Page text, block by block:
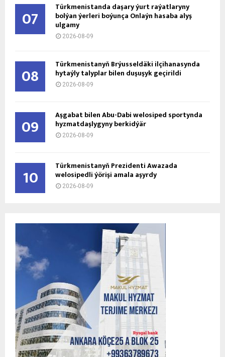
07 Türkmenistanda daşary ýurt raýatlaryny
bolýan ýerleri boýunça Onlaýn hasaba alyş
ulgamy
2026-08-09
08 Türkmenistanyň Brýusseldäki ilçihanasynda
hytaýly talyplar bilen duşuşyk geçirildi
2026-08-09
09 Aşgabat bilen Abu-Dabi welosiped sportynda
hyzmatdaşlygyny berkidýär
2026-08-09
10 Türkmenistanyň Prezidenti Awazada
welosipedli ýörişi amala aşyrdy
2026-08-09